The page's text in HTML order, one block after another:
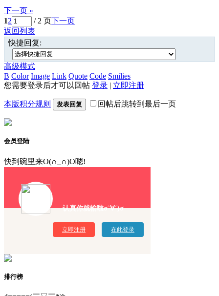
下一页 »
12 / 2 页下一页
返回列表
快捷回复:
高级模式
B Color Image Link Quote Code Smilies
您需要登录后才可以回帖 登录 | 立即注册
本版积分规则 发表回复 回帖后跳转到最后一页
会员登陆
快到碗里来O(∩_∩)O嗯!
认真你就输啦σ`∀´)σ
立即注册 在此登录
排行榜